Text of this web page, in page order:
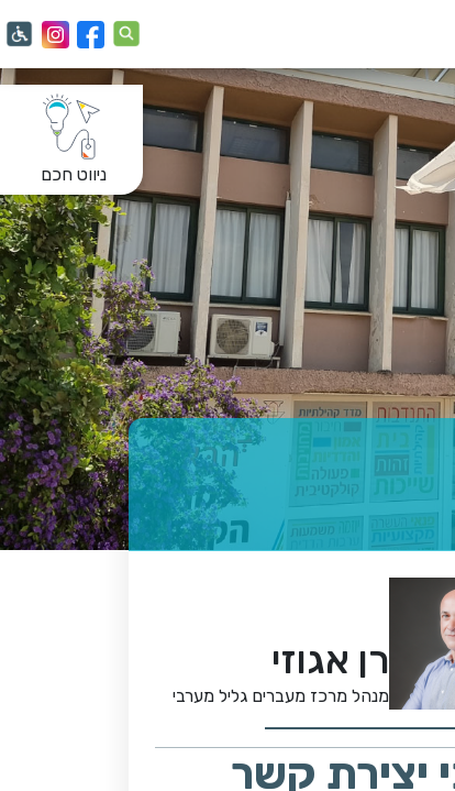
ניווט חכם
רן אגוזי
מנהל מרכז מעברים גליל מערבי
יצירת קשר